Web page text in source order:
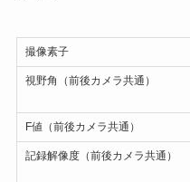
撮像素子
視野角（前後カメラ共通）
F値（前後カメラ共通）
記録解像度（前後カメラ共通）